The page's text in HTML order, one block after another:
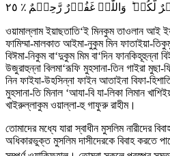
لَّکُمۡ ؕ وَاللّٰہُ غَفُوۡرٌ رَّحِیۡمٌ ٪ ٢٥
ওয়ামাল্লাম ইয়াছতাতি‘ই মিনকুম তাওলান আই
ফামিম্মা-মালকাত আইমা-নুকুম মিন ফাতাইয়া-
বিঈমা-নিকুম বা‘দুকুম মিম বা‘দিন ফানকিহূহুন্না
উজুরাহুন্না বিলমা‘রূফি মুহসানা-তিন গাইরা
নিন ফাইযা-উহসিন্না ফাইন আতাইনা বিফা-
মুহসানা-তি মিনাল ‘আযা-বি যা-লিকা লিমান
খাইরুল্লাকুম ওয়াল্লা-হু গাফুরু রাহীম।
তোমাদের মধ্যে যারা স্বাধীন মুসলিম নারীদের
অধিকারভুক্ত মুসলিম দাসীদেরকে বিবাহ করতে